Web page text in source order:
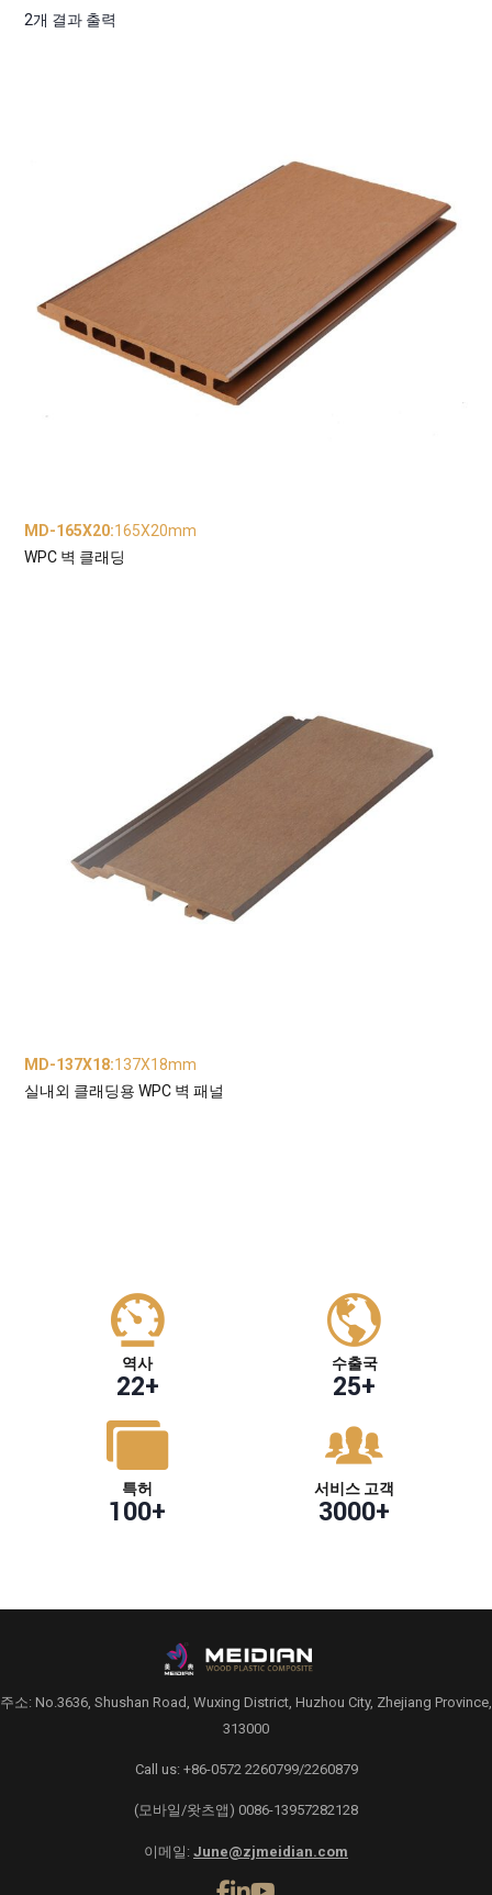
2개 결과 출력
MD-165X20:165X20mm
WPC 벽 클래딩
MD-137X18:137X18mm
실내외 클래딩용 WPC 벽 패널
역사
22+
수출국
25+
특허
100+
서비스 고객
3000+
주소: No.3636, Shushan Road, Wuxing District, Huzhou City, Zhejiang Province,
313000
Call us: +86-0572 2260799/2260879
(모바일/왓츠앱) 0086-13957282128
이메일: June@zjmeidian.com